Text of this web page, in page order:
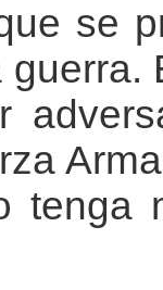
se
guerra.
tenga